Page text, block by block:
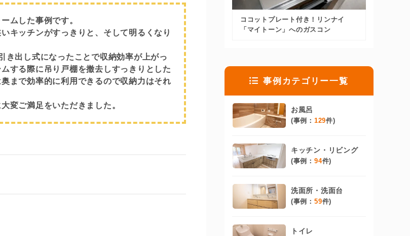
ムした事例です。
キッチンがすっきりと、そして明るくなり
き出し式になったことで収納効率が上がっ
する際に吊り戸棚を撤去しすっきりとした
まで効率的に利用できるので収納力はそれ
変ご満足をいただきました。
ココットプレート付き！リンナイ
「マイトーン」へのガスコン
事例カテゴリー一覧
お風呂
(事例： 129件)
キッチン・リビング
(事例： 94件)
洗面所・洗面台
(事例： 59件)
トイレ